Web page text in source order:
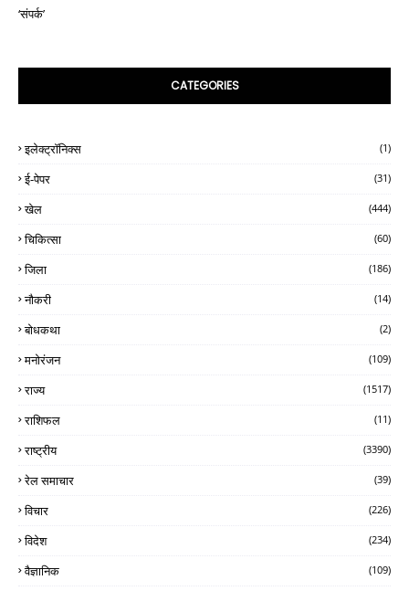
‘संपर्क’
CATEGORIES
इलेक्ट्रॉनिक्स (1)
ई-पेपर (31)
खेल (444)
चिकित्सा (60)
जिला (186)
नौकरी (14)
बोधकथा (2)
मनोरंजन (109)
राज्य (1517)
राशिफल (11)
राष्ट्रीय (3390)
रेल समाचार (39)
विचार (226)
विदेश (234)
वैज्ञानिक (109)